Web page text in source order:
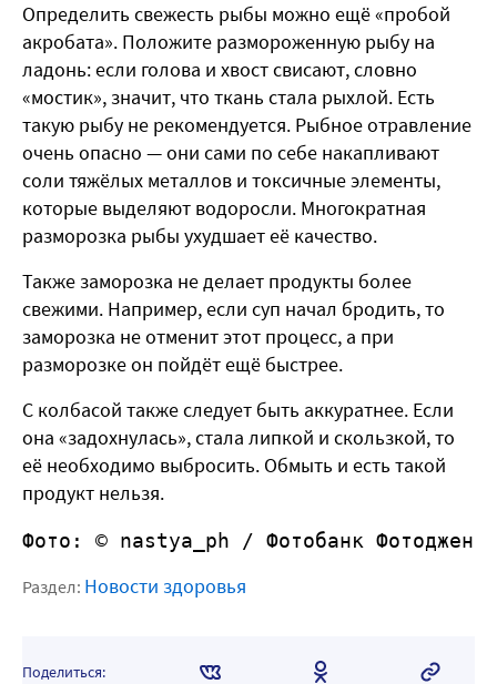
Определить свежесть рыбы можно ещё «пробой
акробата». Положите размороженную рыбу на
ладонь: если голова и хвост свисают, словно
«мостик», значит, что ткань стала рыхлой. Есть
такую рыбу не рекомендуется. Рыбное отравление
очень опасно — они сами по себе накапливают
соли тяжёлых металлов и токсичные элементы,
которые выделяют водоросли. Многократная
разморозка рыбы ухудшает её качество.
Также заморозка не делает продукты более
свежими. Например, если суп начал бродить, то
заморозка не отменит этот процесс, а при
разморозке он пойдёт ещё быстрее.
С колбасой также следует быть аккуратнее. Если
она «задохнулась», стала липкой и скользкой, то
её необходимо выбросить. Обмыть и есть такой
продукт нельзя.
Фото: © nastya_ph / Фотобанк
Раздел: Новости здоровья
Поделиться: